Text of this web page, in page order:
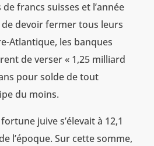
francs suisses et l’année
devoir fermer tous leurs
Atlantique, les banques
de verser « 1,25 milliard
pour solde de tout
du moins.
juive s’élevait à 12,1
l’époque. Sur cette somme,